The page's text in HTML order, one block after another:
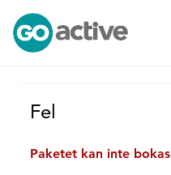
Fel
Paketet kan inte bokas